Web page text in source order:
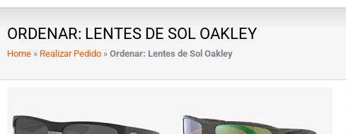
ORDENAR: LENTES DE SOL OAKLEY
Home » Realizar Pedido » Ordenar: Lentes de Sol Oakley